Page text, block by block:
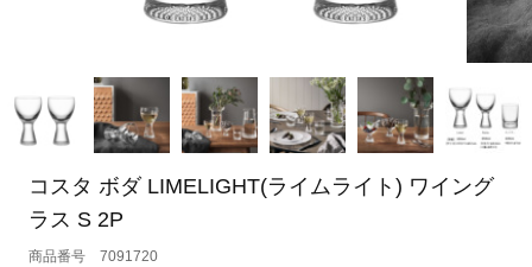
コスタ ボダ LIMELIGHT(ライムライト) ワイング
ラス S 2P
7091720